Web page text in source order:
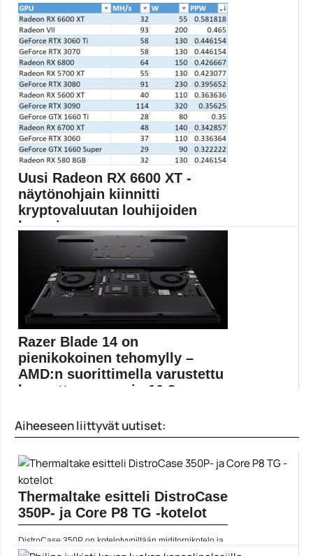
Kahdesta nyt julkaistusta näytönohjaimesta Radeon
RX 5500 XT...
AMD
Uusi Radeon RX 6600 XT -
näytönohjain kiinnitti
kryptovaluutan louhijoiden
huomion
Vastikään julkaistu AMD Radeon RX 6600 XT ei...
Kryptovaluutan louhinta
Razer Blade 14 on
pienikokoinen tehomylly –
AMD:n suorittimella varustettu
kannettava on vain 16,8 m...
tehokkainta luokkaa, mutta...
AMD Ryzen
Aiheeseen liittyvät uutiset:
Thermaltake esitteli DistroCase
350P- ja Core P8 TG -kotelot
DistroCase 350P on kotelotyypiltään miditornikotelo ja
sen erikoisuus...